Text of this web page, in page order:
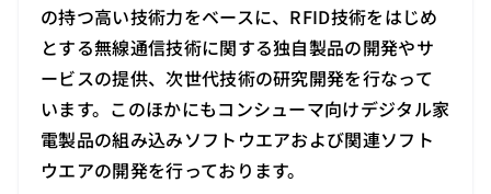
の持つ高い技術力をベースに、RFID技術をはじめ
とする無線通信技術に関する独自製品の開発やサ
ービスの提供、次世代技術の研究開発を行なって
います。このほかにもコンシューマ向けデジタル家
電製品の組み込みソフトウエアおよび関連ソフト
ウエアの開発を行っております。